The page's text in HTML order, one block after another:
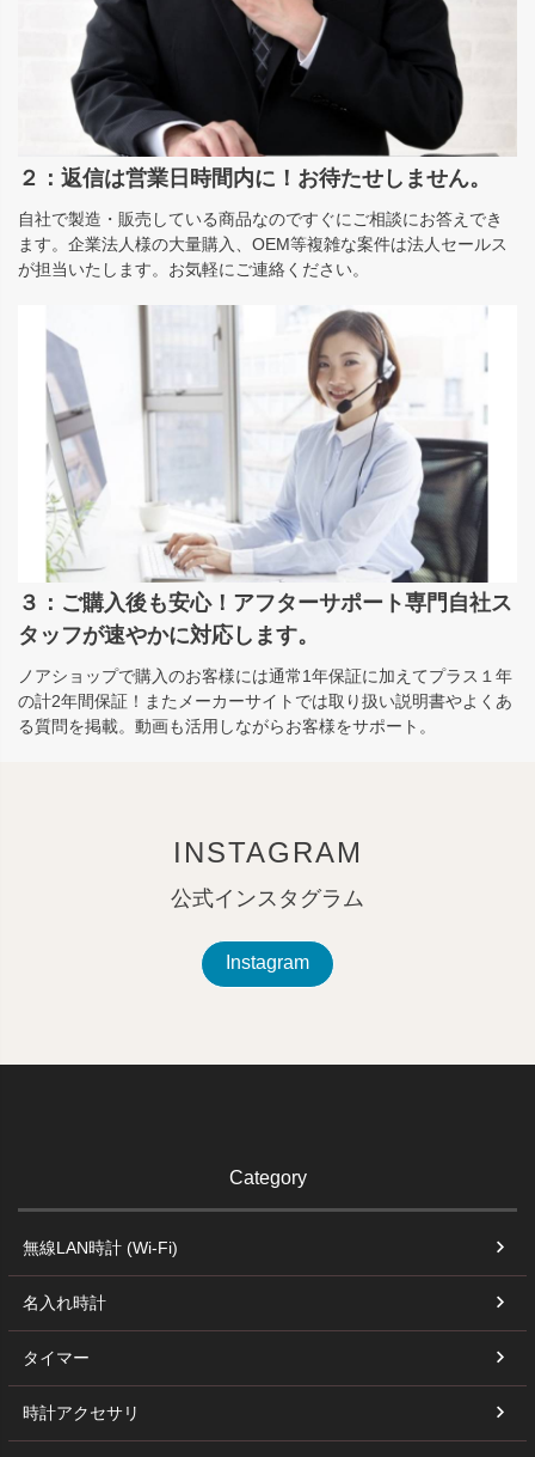
２：返信は営業日時間内に！お待たせしません。
自社で製造・販売している商品なのですぐにご相談にお答えでき
ます。企業法人様の大量購入、OEM等複雑な案件は法人セールス
が担当いたします。お気軽にご連絡ください。
３：ご購入後も安心！アフターサポート専門自社ス
タッフが速やかに対応します。
ノアショップで購入のお客様には通常1年保証に加えてプラス１年
の計2年間保証！またメーカーサイトでは取り扱い説明書やよくあ
る質問を掲載。動画も活用しながらお客様をサポート。
INSTAGRAM
公式インスタグラム
Instagram
Category
無線LAN時計 (Wi-Fi)
名入れ時計
タイマー
時計アクセサリ